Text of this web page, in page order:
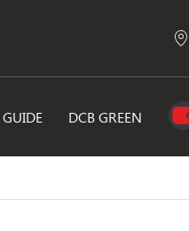
DCB GREEN